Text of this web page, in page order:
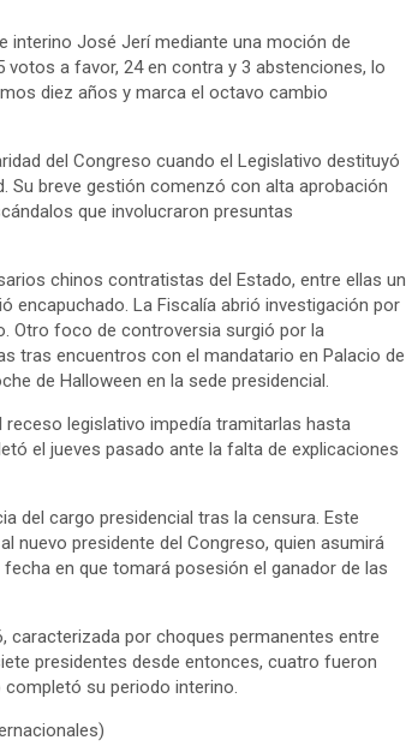
interino José Jerí mediante una moción de
a favor, 24 en contra y 3 abstenciones, lo
diez años y marca el octavo cambio
del Congreso cuando el Legislativo destituyó
Su breve gestión comenzó con alta aprobación
que involucraron presuntas
chinos contratistas del Estado, entre ellas un
encapuchado. La Fiscalía abrió investigación por
Otro foco de controversia surgió por la
tras encuentros con el mandatario en Palacio de
de Halloween en la sede presidencial.
legislativo impedía tramitarlas hasta
el jueves pasado ante la falta de explicaciones
del cargo presidencial tras la censura. Este
nuevo presidente del Congreso, quien asumirá
en que tomará posesión el ganador de las
caracterizada por choques permanentes entre
presidentes desde entonces, cuatro fueron
su periodo interino.